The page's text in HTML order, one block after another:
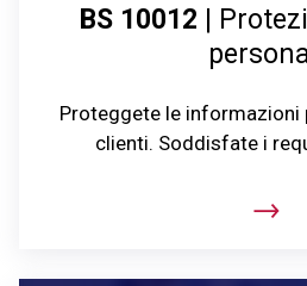
BS 10012 |
Proteggete le informazioni
clienti. Soddisfate i